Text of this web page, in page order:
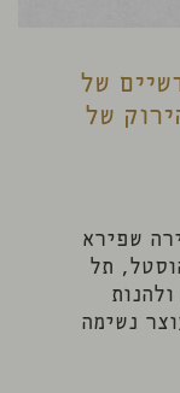
של
של
שפירא
תל
נשימה